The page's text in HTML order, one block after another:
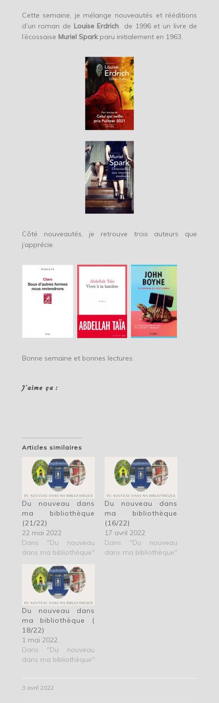
Cette semaine, je mélange nouveautés et rééditions
d’un roman de Louise Erdrich de 1996 et un livre de
l’écossaise Muriel Sparkparu initialement en 1963.
Côté nouveautés, je retrouve trois auteurs que
j’apprécie.
Bonne semaine et bonnes lectures.
J’aime ça :
Articles similaires
Du nouveau dans
ma bibliothèque
(21/22)
22 mai 2022
Dans "Du nouveau
dans ma bibliothèque"
Du nouveau dans
ma bibliothèque
(16/22)
17 avril 2022
Dans "Du nouveau
dans ma bibliothèque"
Du nouveau dans
ma bibliothèque (
18/22)
1 mai 2022
Dans "Du nouveau
dans ma bibliothèque"
3 avril 2022